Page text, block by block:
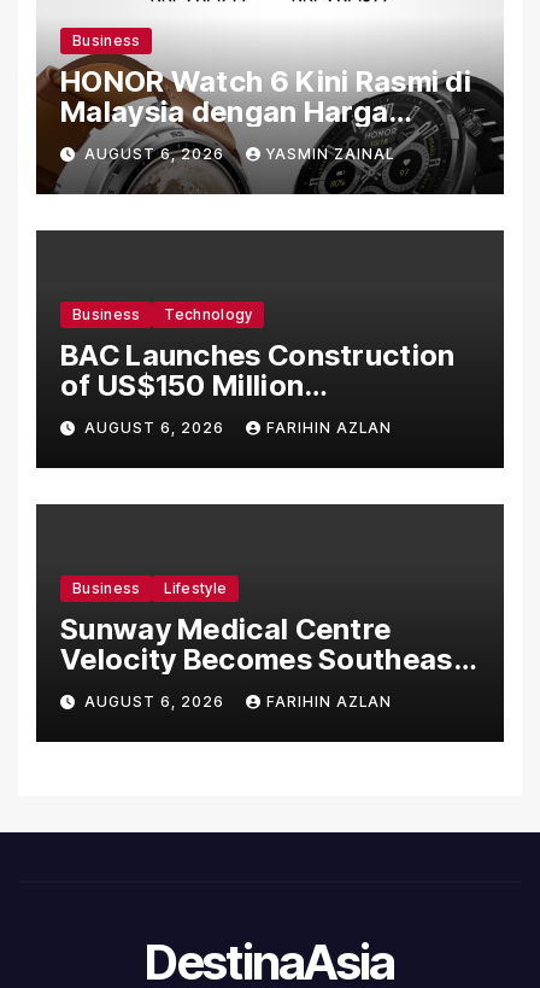
Business
HONOR Watch 6 Kini Rasmi di
Malaysia dengan Harga
Bermula RM699
AUGUST 6, 2026 YASMIN ZAINAL
Business Technology
BAC Launches Construction
of US$150 Million
Manufacturing Facility in
Malaysia
AUGUST 6, 2026 FARIHIN AZLAN
Business Lifestyle
Sunway Medical Centre
Velocity Becomes Southeast
Asia’s First Hospital to
Introduce the Comprehensive
NORAV Clinical Management
AUGUST 6, 2026 FARIHIN AZLAN
DestinaAsia